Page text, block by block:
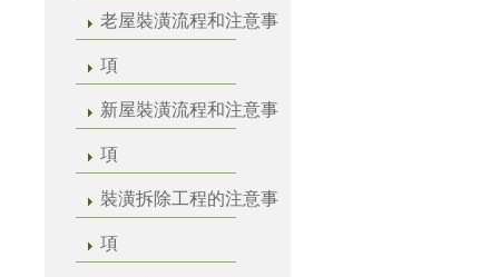
老屋裝潢流程和注意事
項
新屋裝潢流程和注意事
項
裝潢拆除工程的注意事
項